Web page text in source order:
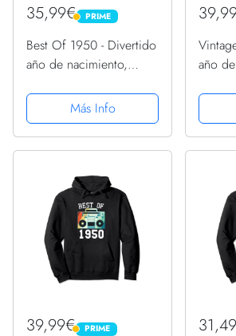
35,99€ PRIME
PRIME
Best Of 1950 - Divertido
año de nacimiento,
cumpleaños 1950
Sudadera
Más Info
año
1950
39,99€ PRIME
PRIME